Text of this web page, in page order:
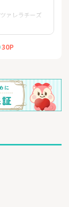
ァレラチーズ
30P